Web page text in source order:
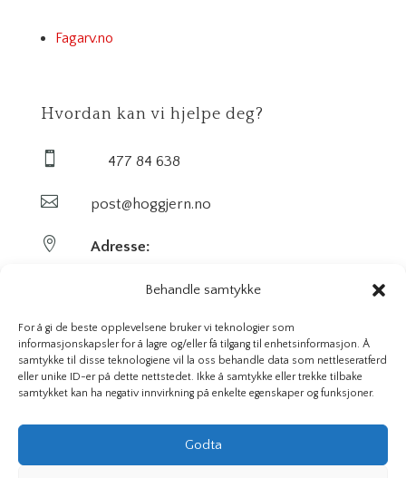
Behandle samtykke
For å gi de beste opplevelsene bruker vi teknologier som
informasjonskapsler for å lagre og/eller få tilgang til enhetsinformasjon. Å
samtykke til disse teknologiene vil la oss behandle data som nettleseratferd
eller unike ID-er på dette nettstedet. Ikke å samtykke eller trekke tilbake
samtykket kan ha negativ innvirkning på enkelte egenskaper og funksjoner.
Godta
Fagarv.no
Hvordan kan vi hjelpe deg?
 477 84 638
 post@hoggjern.no
 Adresse:
Sekel AS
Sentrumsveien 29
3647 Hvittingfoss